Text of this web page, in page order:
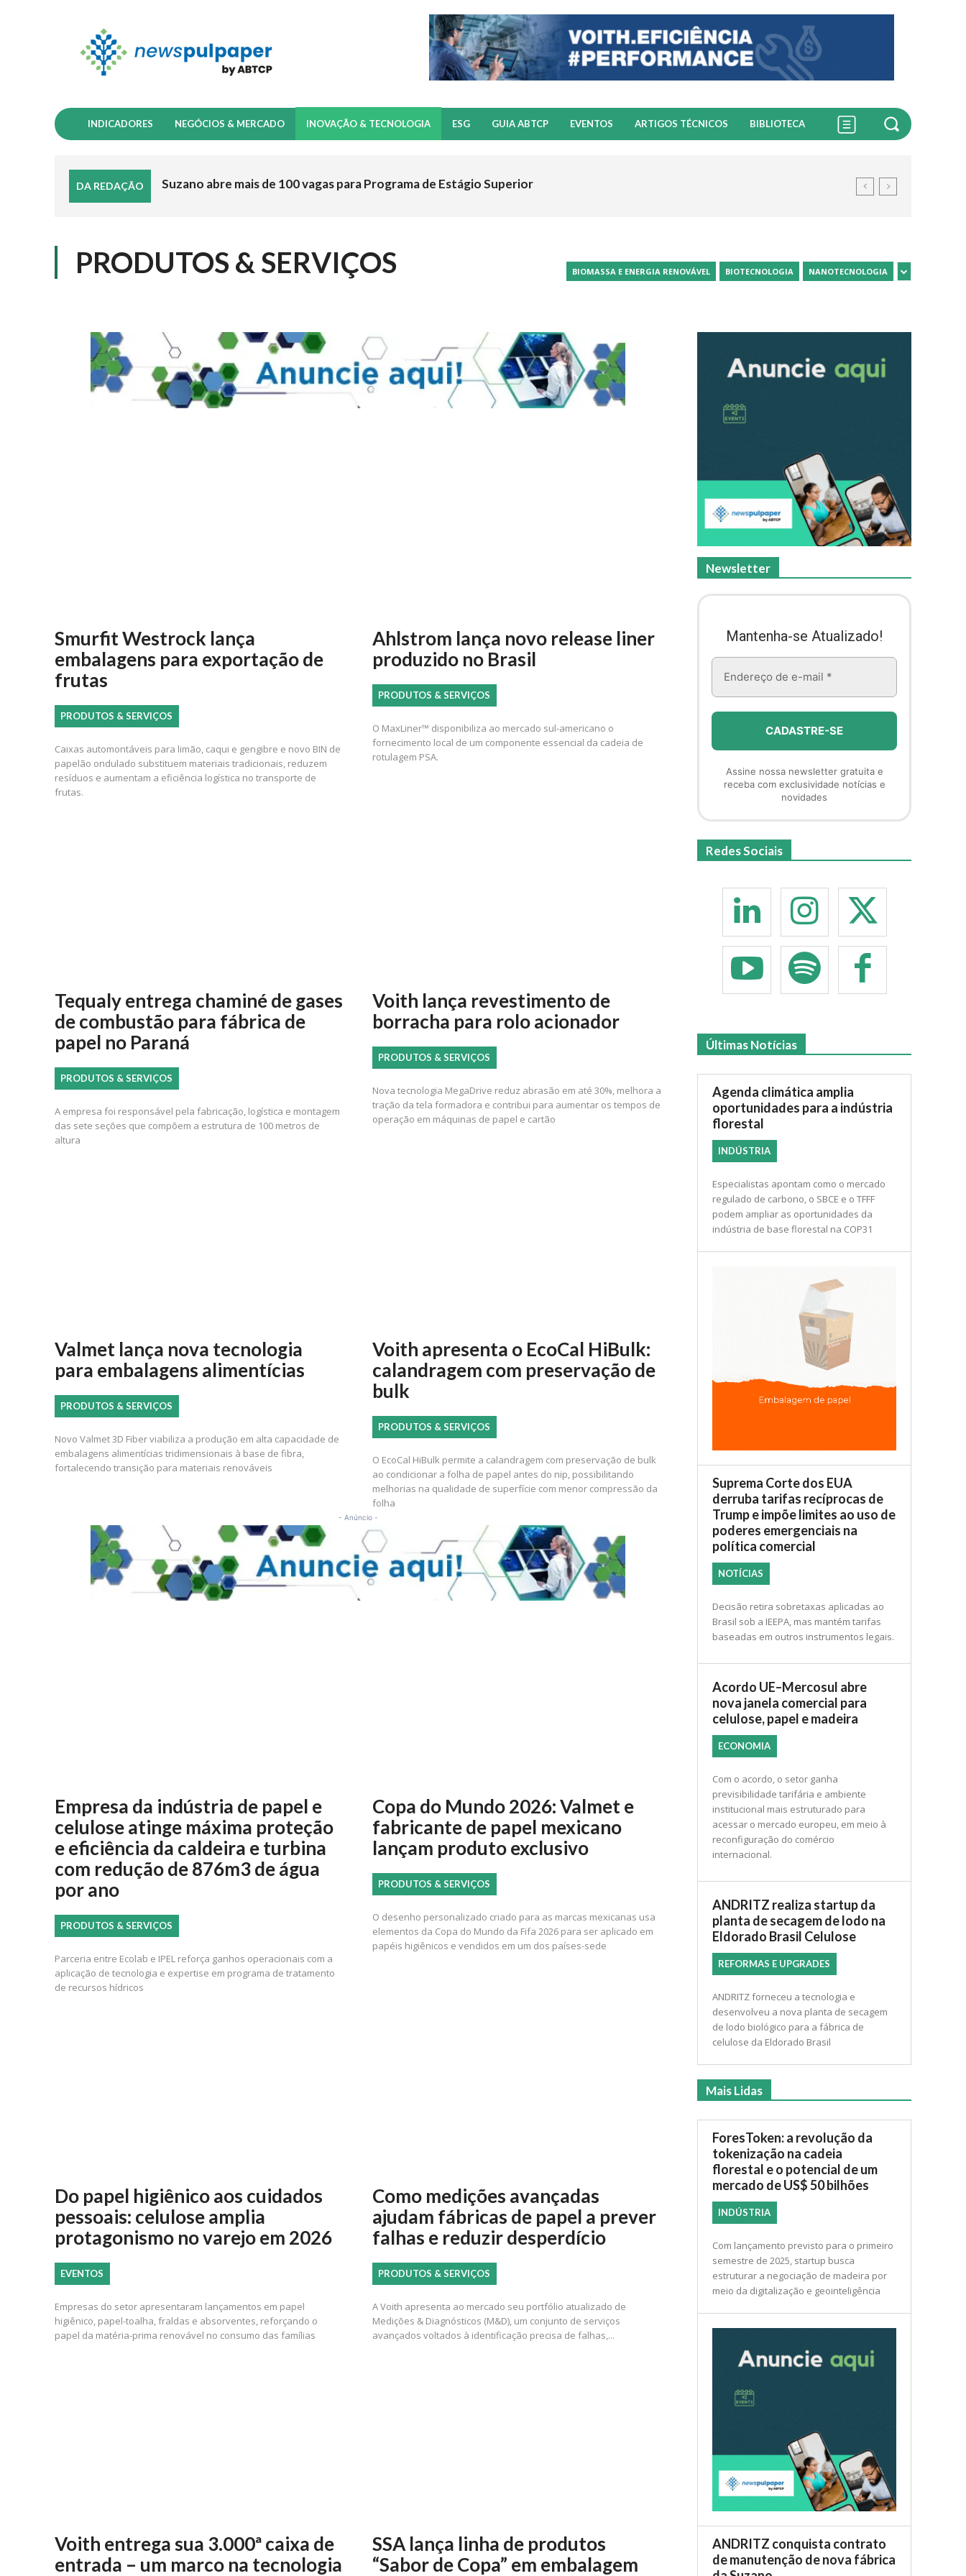
INDICADORES NEGÓCIOS & MERCADO INOVAÇÃO & TECNOLOGIA ESG GUIA ABTCP EVENTOS ARTIGOS TÉCNICOS BIBLIOTECA
DA REDAÇÃO Suzano abre mais de 100 vagas para Programa de Estágio Superior
PRODUTOS & SERVIÇOS BIOMASSA E ENERGIA RENOVÁVEL BIOTECNOLOGIA NANOTECNOLOGIA
Smurfit Westrock lança
embalagens para exportação de
frutas
PRODUTOS & SERVIÇOS
Caixas automontáveis para limão, caqui e gengibre e novo BIN de
papelão ondulado substituem materiais tradicionais, reduzem
resíduos e aumentam a eficiência logística no transporte de
frutas.
Ahlstrom lança novo release liner
produzido no Brasil
PRODUTOS & SERVIÇOS
O MaxLiner™ disponibiliza ao mercado sul-americano o
fornecimento local de um componente essencial da cadeia de
rotulagem PSA.
Tequaly entrega chaminé de gases
de combustão para fábrica de
papel no Paraná
PRODUTOS & SERVIÇOS
A empresa foi responsável pela fabricação, logística e montagem
das sete seções que compõem a estrutura de 100 metros de
altura
Voith lança revestimento de
borracha para rolo acionador
PRODUTOS & SERVIÇOS
Nova tecnologia MegaDrive reduz abrasão em até 30%, melhora a
tração da tela formadora e contribui para aumentar os tempos de
operação em máquinas de papel e cartão
Valmet lança nova tecnologia
para embalagens alimentícias
PRODUTOS & SERVIÇOS
Novo Valmet 3D Fiber viabiliza a produção em alta capacidade de
embalagens alimentícias tridimensionais à base de fibra,
fortalecendo transição para materiais renováveis
Voith apresenta o EcoCal HiBulk:
calandragem com preservação de
bulk
PRODUTOS & SERVIÇOS
O EcoCal HiBulk permite a calandragem com preservação de bulk
ao condicionar a folha de papel antes do nip, possibilitando
melhorias na qualidade de superfície com menor compressão da
folha
- Anúncio -
Empresa da indústria de papel e
celulose atinge máxima proteção
e eficiência da caldeira e turbina
com redução de 876m3 de água
por ano
PRODUTOS & SERVIÇOS
Parceria entre Ecolab e IPEL reforça ganhos operacionais com a
aplicação de tecnologia e expertise em programa de tratamento
de recursos hídricos
Copa do Mundo 2026: Valmet e
fabricante de papel mexicano
lançam produto exclusivo
PRODUTOS & SERVIÇOS
O desenho personalizado criado para as marcas mexicanas usa
elementos da Copa do Mundo da Fifa 2026 para ser aplicado em
papéis higiênicos e vendidos em um dos países-sede
Do papel higiênico aos cuidados
pessoais: celulose amplia
protagonismo no varejo em 2026
EVENTOS
Empresas do setor apresentaram lançamentos em papel
higiênico, papel-toalha, fraldas e absorventes, reforçando o
papel da matéria-prima renovável no consumo das famílias
Como medições avançadas
ajudam fábricas de papel a prever
falhas e reduzir desperdício
PRODUTOS & SERVIÇOS
A Voith apresenta ao mercado seu portfólio atualizado de
Medições & Diagnósticos (M&D), um conjunto de serviços
avançados voltados à identificação precisa de falhas,...
Voith entrega sua 3.000ª caixa de
entrada – um marco na tecnologia
SSA lança linha de produtos
“Sabor de Copa” em embalagem
Newsletter
Mantenha-se Atualizado!
Assine nossa newsletter gratuita e
receba com exclusividade notícias e
novidades
Redes Sociais
Últimas Notícias
Agenda climática amplia
oportunidades para a indústria
florestal
INDÚSTRIA
Especialistas apontam como o mercado
regulado de carbono, o SBCE e o TFFF
podem ampliar as oportunidades da
indústria de base florestal na COP31
Suprema Corte dos EUA
derruba tarifas recíprocas de
Trump e impõe limites ao uso de
poderes emergenciais na
política comercial
NOTÍCIAS
Decisão retira sobretaxas aplicadas ao
Brasil sob a IEEPA, mas mantém tarifas
baseadas em outros instrumentos legais.
Acordo UE–Mercosul abre
nova janela comercial para
celulose, papel e madeira
ECONOMIA
Com o acordo, o setor ganha
previsibilidade tarifária e ambiente
institucional mais estruturado para
acessar o mercado europeu, em meio à
reconfiguração do comércio
internacional.
ANDRITZ realiza startup da
planta de secagem de lodo na
Eldorado Brasil Celulose
REFORMAS E UPGRADES
ANDRITZ forneceu a tecnologia e
desenvolveu a nova planta de secagem
de lodo biológico para a fábrica de
celulose da Eldorado Brasil
Mais Lidas
ForesToken: a revolução da
tokenização na cadeia
florestal e o potencial de um
mercado de US$ 50 bilhões
INDÚSTRIA
Com lançamento previsto para o primeiro
semestre de 2025, startup busca
estruturar a negociação de madeira por
meio da digitalização e geointeligência
ANDRITZ conquista contrato
de manutenção de nova fábrica